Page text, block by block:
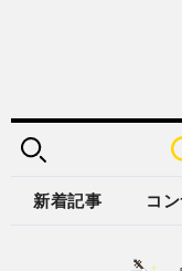
新着記事 コ